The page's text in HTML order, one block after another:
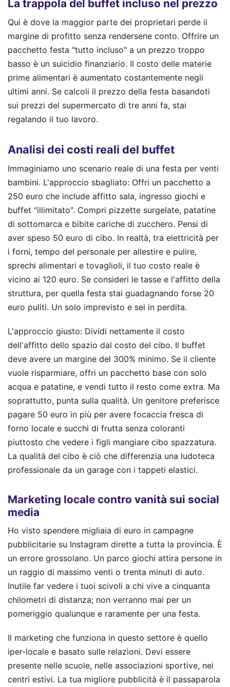
La trappola del buffet incluso nel prezzo
Qui è dove la maggior parte dei proprietari perde il
margine di profitto senza rendersene conto. Offrire un
pacchetto festa "tutto incluso" a un prezzo troppo
basso è un suicidio finanziario. Il costo delle materie
prime alimentari è aumentato costantemente negli
ultimi anni. Se calcoli il prezzo della festa basandoti
sui prezzi del supermercato di tre anni fa, stai
regalando il tuo lavoro.
Analisi dei costi reali del buffet
Immaginiamo uno scenario reale di una festa per venti
bambini. L'approccio sbagliato: Offri un pacchetto a
250 euro che include affitto sala, ingresso giochi e
buffet "illimitato". Compri pizzette surgelate, patatine
di sottomarca e bibite cariche di zucchero. Pensi di
aver speso 50 euro di cibo. In realtà, tra elettricità per
i forni, tempo del personale per allestire e pulire,
sprechi alimentari e tovaglioli, il tuo costo reale è
vicino ai 120 euro. Se consideri le tasse e l'affitto della
struttura, per quella festa stai guadagnando forse 20
euro puliti. Un solo imprevisto e sei in perdita.
L'approccio giusto: Dividi nettamente il costo
dell'affitto dello spazio dal costo del cibo. Il buffet
deve avere un margine del 300% minimo. Se il cliente
vuole risparmiare, offri un pacchetto base con solo
acqua e patatine, e vendi tutto il resto come extra. Ma
soprattutto, punta sulla qualità. Un genitore preferisce
pagare 50 euro in più per avere focaccia fresca di
forno locale e succhi di frutta senza coloranti
piuttosto che vedere i figli mangiare cibo spazzatura.
La qualità del cibo è ciò che differenzia una ludoteca
professionale da un garage con i tappeti elastici.
Marketing locale contro vanità sui social
media
Ho visto spendere migliaia di euro in campagne
pubblicitarie su Instagram dirette a tutta la provincia. È
un errore grossolano. Un parco giochi attira persone in
un raggio di massimo venti o trenta minuti di auto.
Inutile far vedere i tuoi scivoli a chi vive a cinquanta
chilometri di distanza; non verranno mai per un
pomeriggio qualunque e raramente per una festa.
Il marketing che funziona in questo settore è quello
iper-locale e basato sulle relazioni. Devi essere
presente nelle scuole, nelle associazioni sportive, nei
centri estivi. La tua migliore pubblicità è il passaparola